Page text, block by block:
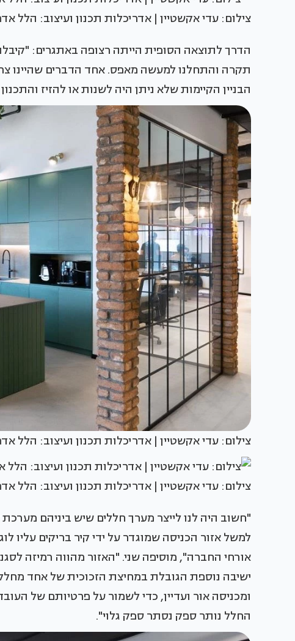
צילום: עדי אקשטיין | אדריכלות תכנון ועיצוב: הלל
הדרך לתוצאה הסופית הייתה רצופה באתגרים:
תקרה והתחלנו למעשה מאפס. אחד הדברים שהיינו
הבניין הקיימות שלא ניתן היה לשנות או להזיז
צילום: עדי אקשטיין | אדריכלות תכנון ועיצוב: הלל
צילום: עדי אקשטיין | אדריכלות תכנון ועיצוב: הלל
"חשוב היה לנו לייצר מערך חללים שיש ביניהם
למשל אזור הכניסה שמוגדר על ידי קיר בריקים עליו
אורחי החברה", מוסיפה שני. "האזור מהווה רמיזה
ישיבה נוספת הגובלת במחיצת הזכוכית של אחד
ומכניסה אור ועדיין, כדי לשמור על פרטיותם של
החלל נותר ספק נסתר ספק גלוי".